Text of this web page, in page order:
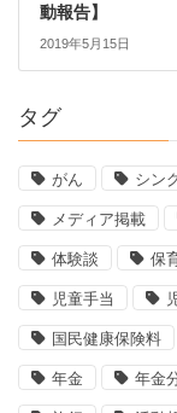
動報告】
2019年5月15日
タグ
がん シン
メディア掲載
体験談 保
児童手当
国民健康保険料
年金 年金